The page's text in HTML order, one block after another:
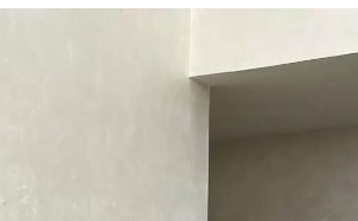
يلتقي رؤساء تحرير الصحف اليومية ويؤكد حرص
الملك يلتقي مجموعة من العاهل البحريني